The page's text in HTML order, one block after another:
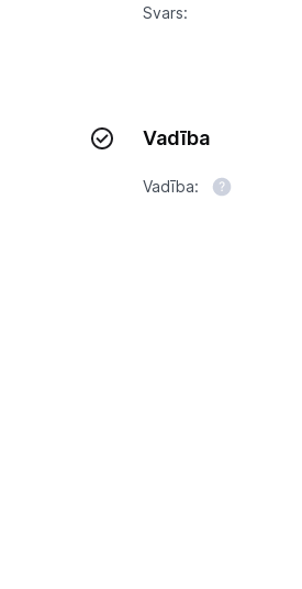
Svars:
Vadība
Vadība: